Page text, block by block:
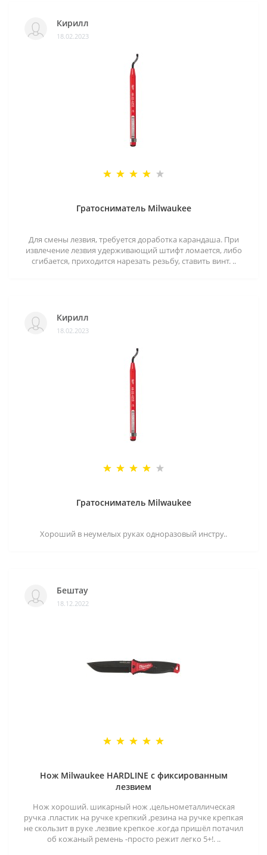
Кирилл
18.02.2023
Гратосниматель Milwaukee
Для смены лезвия, требуется доработка карандаша. При
извлечение лезвия удерживающий штифт ломается, либо
сгибается, приходится нарезать резьбу, ставить винт. ..
Кирилл
18.02.2023
Гратосниматель Milwaukee
Хороший в неумелых руках одноразовый инстру..
Бештау
18.12.2022
Нож Milwaukee HARDLINE с фиксированным
лезвием
Нож хороший. шикарный нож ,цельнометаллическая
ручка .пластик на ручке крепкий ,резина на ручке крепкая
не скользит в руке .лезвие крепкое .когда пришёл потачил
об кожаный ремень -просто режит легко 5+!. ..